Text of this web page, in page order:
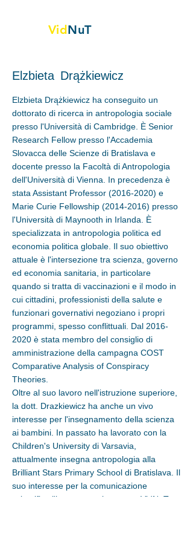
VidNuT
Elzbieta Drążkiewicz
Elzbieta Drążkiewicz ha conseguito un
dottorato di ricerca in antropologia sociale
presso l'Università di Cambridge. È Senior
Research Fellow presso l'Accademia
Slovacca delle Scienze di Bratislava e
docente presso la Facoltà di Antropologia
dell'Università di Vienna. In precedenza è
stata Assistant Professor (2016-2020) e
Marie Curie Fellowship (2014-2016) presso
l'Università di Maynooth in Irlanda. È
specializzata in antropologia politica ed
economia politica globale. Il suo obiettivo
attuale è l'intersezione tra scienza, governo
ed economia sanitaria, in particolare
quando si tratta di vaccinazioni e il modo in
cui cittadini, professionisti della salute e
funzionari governativi negoziano i propri
programmi, spesso conflittuali. Dal 2016-
2020 è stata membro del consiglio di
amministrazione della campagna COST
Comparative Analysis of Conspiracy
Theories.
Oltre al suo lavoro nell'istruzione superiore,
la dott. Drazkiewicz ha anche un vivo
interesse per l'insegnamento della scienza
ai bambini. In passato ha lavorato con la
Children's University di Varsavia,
attualmente insegna antropologia alla
Brilliant Stars Primary School di Bratislava. Il
suo interesse per la comunicazione
scientifica l'ha portata al progetto VidNuT,